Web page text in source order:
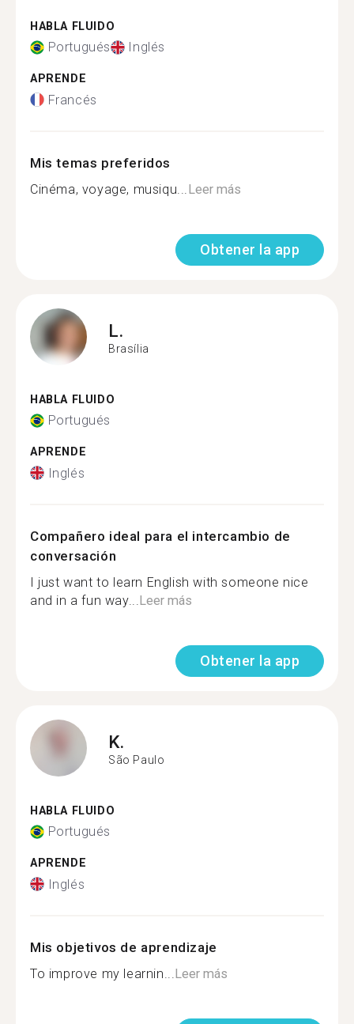
HABLA FLUIDO
Portugués Inglés
APRENDE
Francés
Mis temas preferidos
Cinéma, voyage, musiqu... Leer más
Obtener la app
L.
Brasília
HABLA FLUIDO
Portugués
APRENDE
Inglés
Compañero ideal para el intercambio de
conversación
I just want to learn English with someone nice
and in a fun way... Leer más
Obtener la app
K.
São Paulo
HABLA FLUIDO
Portugués
APRENDE
Inglés
Mis objetivos de aprendizaje
To improve my learnin... Leer más